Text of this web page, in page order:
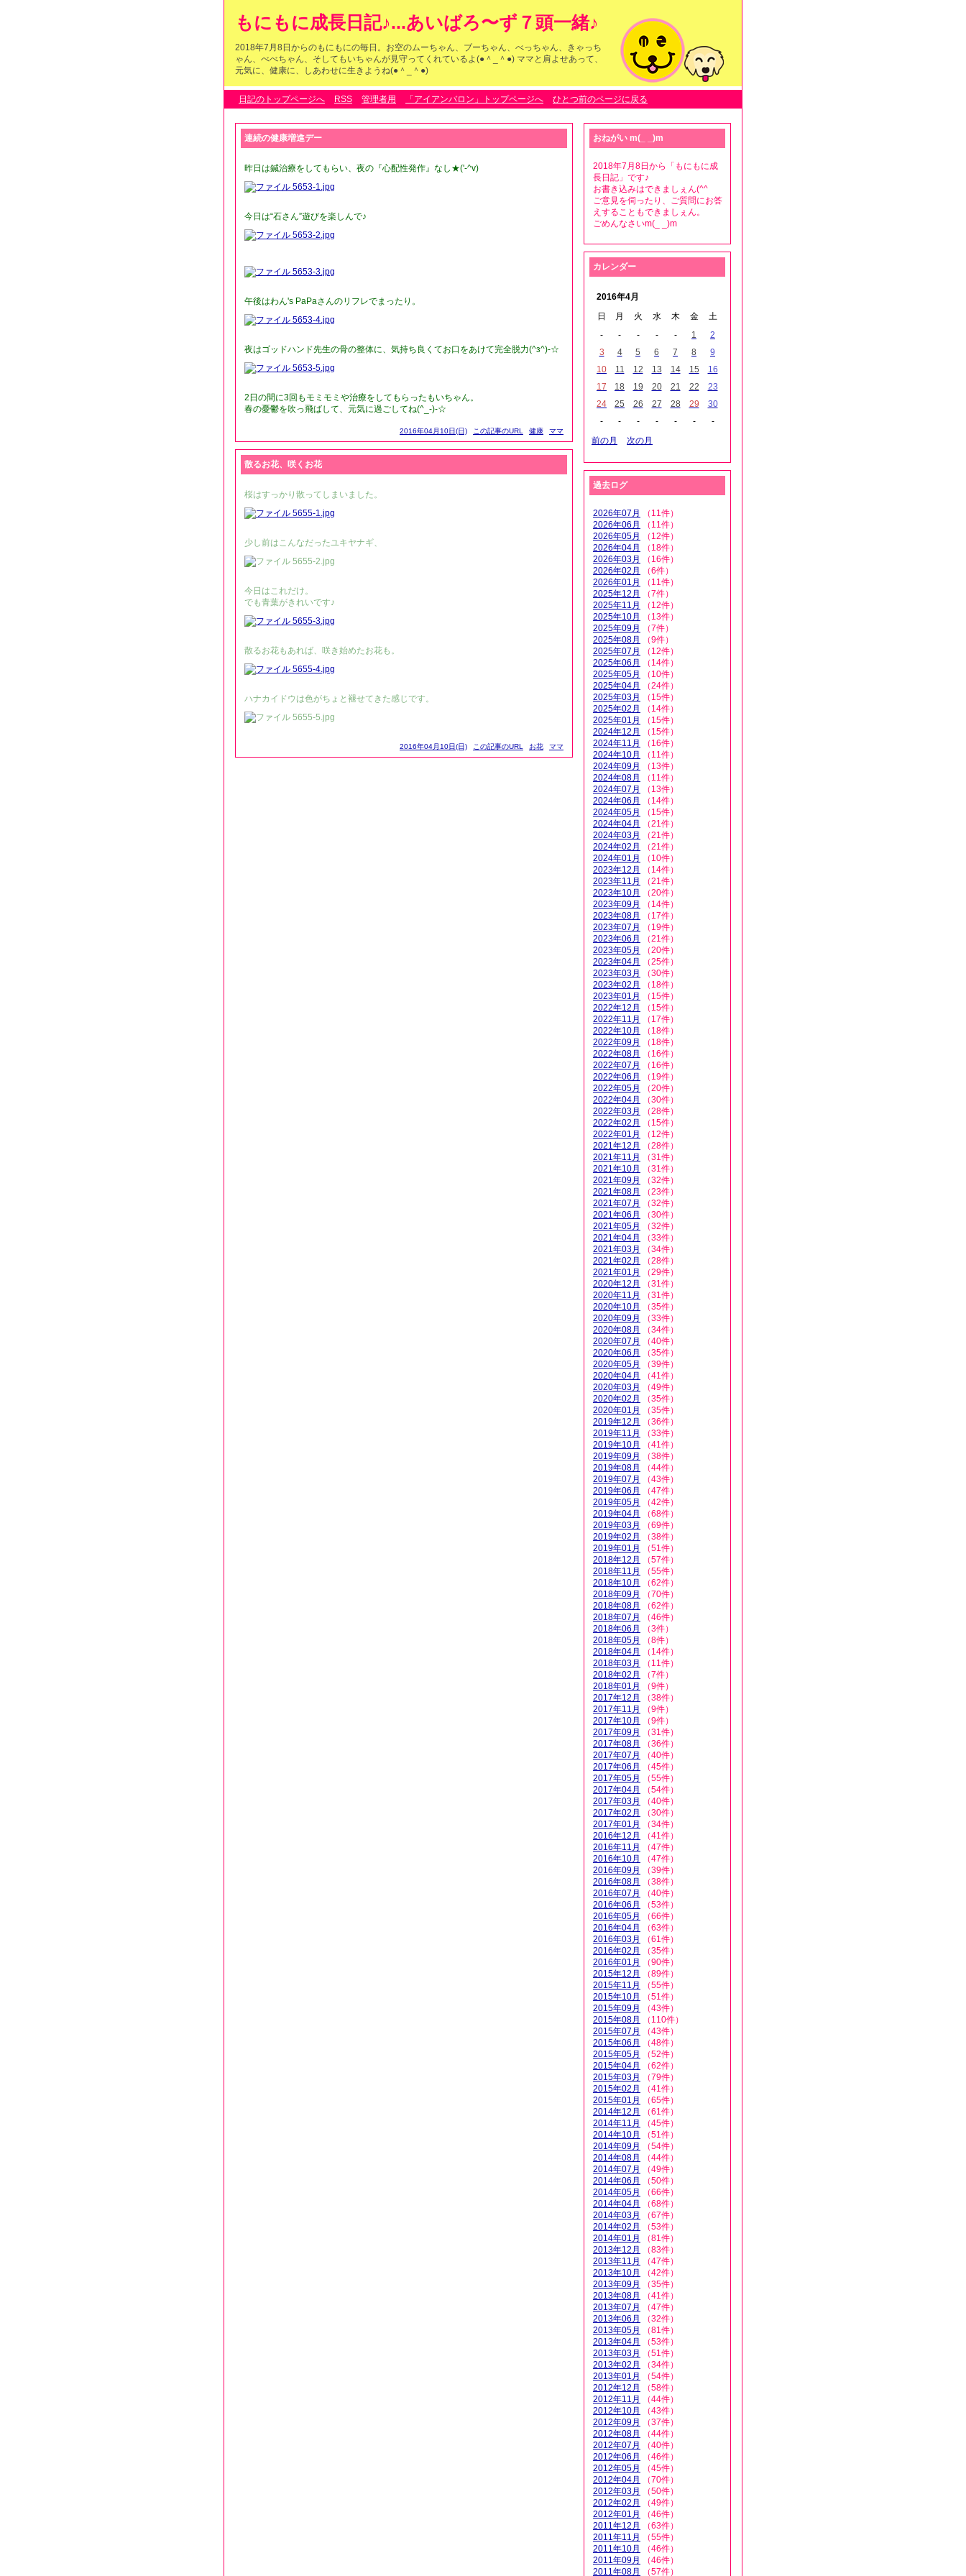
もにもに成長日記♪...あいばろ〜ず７頭一緒♪
2018年7月8日からのもにもにの毎日。お空のムーちゃん、ブーちゃん、べっちゃん、きゃっち
ゃん、べべちゃん、そしてもいちゃんが見守ってくれているよ(●＾_＾●) ママと肩よせあって、
元気に、健康に、しあわせに生きようね(●＾_＾●)
日記のトップページへ RSS 管理者用 「アイアンバロン」トップページへ ひとつ前のページに戻る
連続の健康増進デー
昨日は鍼治療をしてもらい、夜の『心配性発作』なし★('-^v)
今日は“石さん”遊びを楽しんで♪
午後はわん's PaPaさんのリフレでまったり。
夜はゴッドハンド先生の骨の整体に、気持ち良くてお口をあけて完全脱力(^з^)-☆
2日の間に3回もモミモミや治療をしてもらったもいちゃん。
春の憂鬱を吹っ飛ばして、元気に過ごしてね(^_-)-☆
2016年04月10日(日) この記事のURL 健康 ママ
散るお花、咲くお花
桜はすっかり散ってしまいました。
少し前はこんなだったユキヤナギ、
今日はこれだけ。
でも青葉がきれいです♪
散るお花もあれば、咲き始めたお花も。
ハナカイドウは色がちょと褪せてきた感じです。
2016年04月10日(日) この記事のURL お花 ママ
おねがい m(_ _)m
2018年7月8日から「もにもに成
長日記」です♪
お書き込みはできましぇん(^^ゞ
ご意見を伺ったり、ご質問にお答
えすることもできましぇん。
ごめんなさいm(_ _)m
カレンダー
2016年4月
日
月 火 水 木 金
土
-
- - - - 1
2
3
4 5 6 7 8
9
10
11 12 13 14 15
16
17
18 19 20 21 22
23
24
25 26 27 28 29
30
-
- - - - -
-
前の月
次の月
過去ログ
2026年07月
（11件）
2026年06月
（11件）
2026年05月
（12件）
2026年04月
（18件）
2026年03月
（16件）
2026年02月
（6件）
2026年01月
（11件）
2025年12月
（7件）
2025年11月
（12件）
2025年10月
（13件）
2025年09月
（7件）
2025年08月
（9件）
2025年07月
（12件）
2025年06月
（14件）
2025年05月
（10件）
2025年04月
（24件）
2025年03月
（15件）
2025年02月
（14件）
2025年01月
（15件）
2024年12月
（15件）
2024年11月
（16件）
2024年10月
（11件）
2024年09月
（13件）
2024年08月
（11件）
2024年07月
（13件）
2024年06月
（14件）
2024年05月
（15件）
2024年04月
（21件）
2024年03月
（21件）
2024年02月
（21件）
2024年01月
（10件）
2023年12月
（14件）
2023年11月
（21件）
2023年10月
（20件）
2023年09月
（14件）
2023年08月
（17件）
2023年07月
（19件）
2023年06月
（21件）
2023年05月
（20件）
2023年04月
（25件）
2023年03月
（30件）
2023年02月
（18件）
2023年01月
（15件）
2022年12月
（15件）
2022年11月
（17件）
2022年10月
（18件）
2022年09月
（18件）
2022年08月
（16件）
2022年07月
（16件）
2022年06月
（19件）
2022年05月
（20件）
2022年04月
（30件）
2022年03月
（28件）
2022年02月
（15件）
2022年01月
（12件）
2021年12月
（28件）
2021年11月
（31件）
2021年10月
（31件）
2021年09月
（32件）
2021年08月
（23件）
2021年07月
（32件）
2021年06月
（30件）
2021年05月
（32件）
2021年04月
（33件）
2021年03月
（34件）
2021年02月
（28件）
2021年01月
（29件）
2020年12月
（31件）
2020年11月
（31件）
2020年10月
（35件）
2020年09月
（33件）
2020年08月
（34件）
2020年07月
（40件）
2020年06月
（35件）
2020年05月
（39件）
2020年04月
（41件）
2020年03月
（49件）
2020年02月
（35件）
2020年01月
（35件）
2019年12月
（36件）
2019年11月
（33件）
2019年10月
（41件）
2019年09月
（38件）
2019年08月
（44件）
2019年07月
（43件）
2019年06月
（47件）
2019年05月
（42件）
2019年04月
（68件）
2019年03月
（69件）
2019年02月
（38件）
2019年01月
（51件）
2018年12月
（57件）
2018年11月
（55件）
2018年10月
（62件）
2018年09月
（70件）
2018年08月
（62件）
2018年07月
（46件）
2018年06月
（3件）
2018年05月
（8件）
2018年04月
（14件）
2018年03月
（11件）
2018年02月
（7件）
2018年01月
（9件）
2017年12月
（38件）
2017年11月
（9件）
2017年10月
（9件）
2017年09月
（31件）
2017年08月
（36件）
2017年07月
（40件）
2017年06月
（45件）
2017年05月
（55件）
2017年04月
（54件）
2017年03月
（40件）
2017年02月
（30件）
2017年01月
（34件）
2016年12月
（41件）
2016年11月
（47件）
2016年10月
（47件）
2016年09月
（39件）
2016年08月
（38件）
2016年07月
（40件）
2016年06月
（53件）
2016年05月
（66件）
2016年04月
（63件）
2016年03月
（61件）
2016年02月
（35件）
2016年01月
（90件）
2015年12月
（89件）
2015年11月
（55件）
2015年10月
（51件）
2015年09月
（43件）
2015年08月
（110件）
2015年07月
（43件）
2015年06月
（48件）
2015年05月
（52件）
2015年04月
（62件）
2015年03月
（79件）
2015年02月
（41件）
2015年01月
（65件）
2014年12月
（61件）
2014年11月
（45件）
2014年10月
（51件）
2014年09月
（54件）
2014年08月
（44件）
2014年07月
（49件）
2014年06月
（50件）
2014年05月
（66件）
2014年04月
（68件）
2014年03月
（67件）
2014年02月
（53件）
2014年01月
（81件）
2013年12月
（83件）
2013年11月
（47件）
2013年10月
（42件）
2013年09月
（35件）
2013年08月
（41件）
2013年07月
（47件）
2013年06月
（32件）
2013年05月
（81件）
2013年04月
（53件）
2013年03月
（51件）
2013年02月
（34件）
2013年01月
（54件）
2012年12月
（58件）
2012年11月
（44件）
2012年10月
（43件）
2012年09月
（37件）
2012年08月
（44件）
2012年07月
（40件）
2012年06月
（46件）
2012年05月
（45件）
2012年04月
（70件）
2012年03月
（50件）
2012年02月
（49件）
2012年01月
（46件）
2011年12月
（63件）
2011年11月
（55件）
2011年10月
（46件）
2011年09月
（46件）
2011年08月
（57件）